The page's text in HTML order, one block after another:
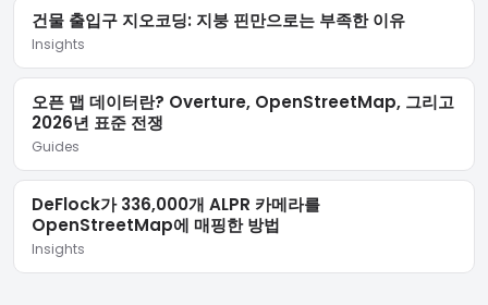
건물 출입구 지오코딩: 지붕 핀만으로는 부족한 이유
Insights
오픈 맵 데이터란? Overture, OpenStreetMap, 그리고
2026년 표준 전쟁
Guides
DeFlock가 336,000개 ALPR 카메라를
OpenStreetMap에 매핑한 방법
Insights